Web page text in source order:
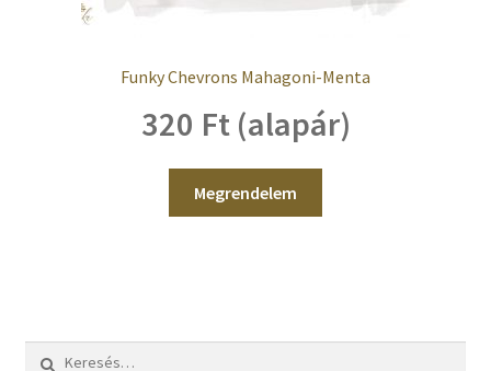
Funky Chevrons Mahagoni-Menta
320 Ft (alapár)
Megrendelem
Keresés: